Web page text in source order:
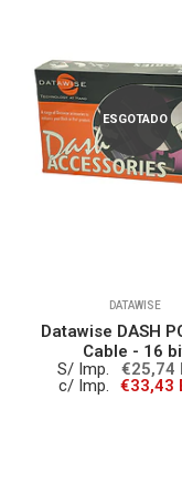
ESGOTADO
DATAWISE
Datawise DASH
Cable - 16
S/ Imp.
€25,74
c/ Imp.
€33,43